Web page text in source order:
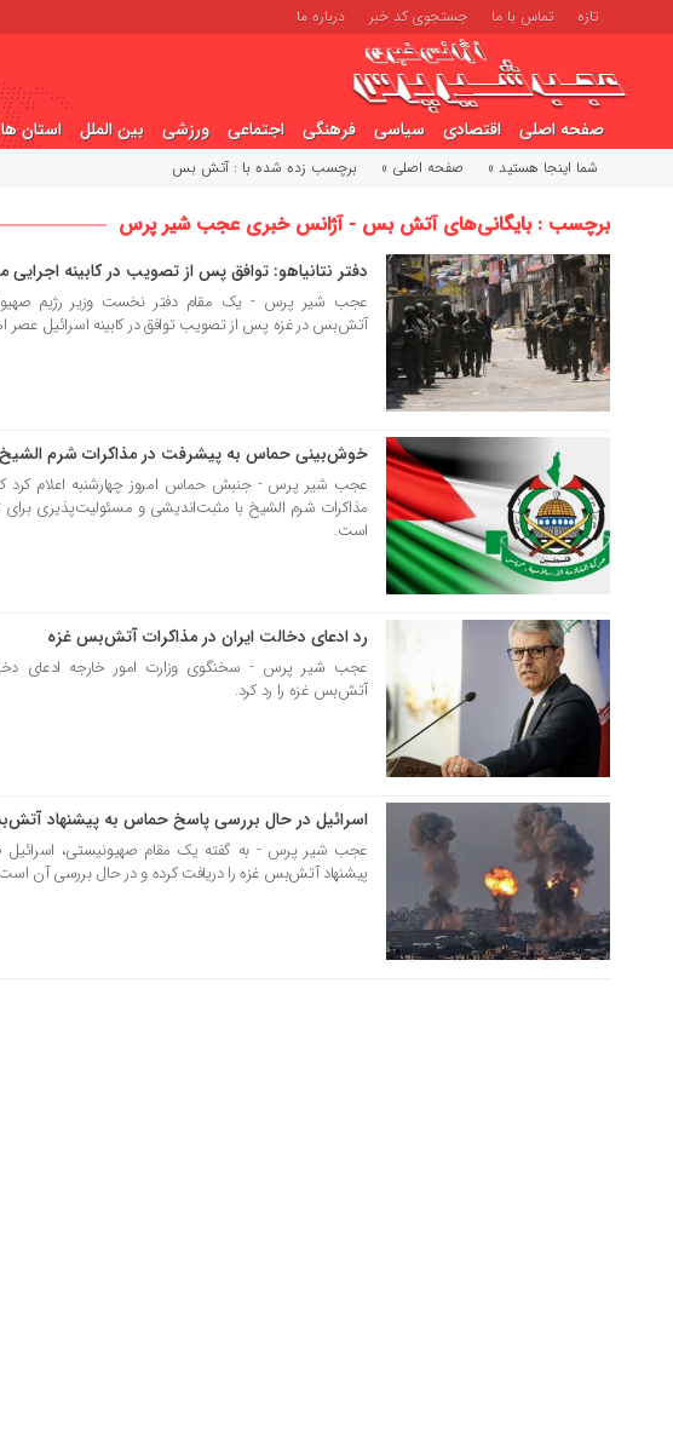
تازه تماس با ما جستجوی کد خبر درباره ما
صفحه اصلی اقتصادی سیاسی فرهنگی اجتماعی ورزشی بین الملل استان ها
شما اینجا هستید » صفحه اصلی » برچسب زده شده با : آتش بس
برچسب : بایگانی‌های آتش بس - آژانس خبری عجب شیر پرس
17 مهر 1404 دفتر نتانیاهو: توافق پس از تصویب در کابینه
عجب شیر پرس - یک مقام دفتر نخست وزیر رژیم
آتش‌بس در غزه پس از تصویب توافق در کابینه اسرائیل عصر
خوش‌بینی حماس به پیشرفت در مذاکرات شرم الشیخ
عجب شیر پرس - جنبش حماس امروز چهارشنبه اعلام کرد
مذاکرات شرم الشیخ با مثبت‌اندیشی و مسئولیت‌پذیری برای
است.
رد ادعای دخالت ایران در مذاکرات آتش‌بس غزه
عجب شیر پرس - سخنگوی وزارت امور خارجه ادعای
آتش‌بس غزه را رد کرد.
اسرائیل در حال بررسی پاسخ حماس به پیشنهاد
عجب شیر پرس - به گفته یک مقام صهیونیستی،
پیشنهاد آتش‌بس غزه را دریافت کرده و در حال بررسی آن